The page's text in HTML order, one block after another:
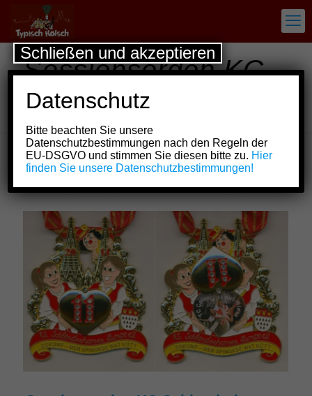
Sessionsorden KG
Schlenderhaner
Lumpe e.V.
Datenschutz
Bitte beachten Sie unsere
Datenschutzbestimmungen nach den Regeln der
EU-DSGVO und stimmen Sie diesen bitte zu. Hier
finden Sie unsere Datenschutzbestimmungen!
Schließen und akzeptieren